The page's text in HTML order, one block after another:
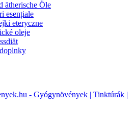
ätherische Öle
esențiale
eteryczne
oleje
- Gyógynövények | Tinktúrák |